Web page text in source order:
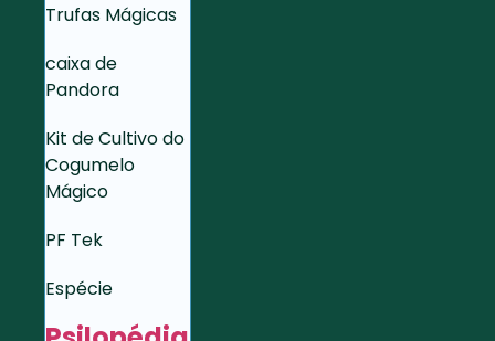
Trufas Mágicas
caixa de
Pandora
Kit de Cultivo do
Cogumelo
Mágico
PF Tek
Espécie